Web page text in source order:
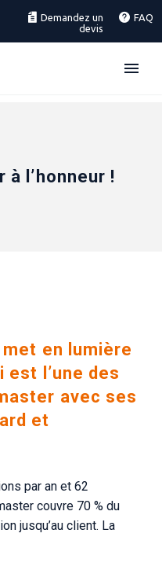
Demandez un
devis
FAQ
à l’honneur !
met en lumière
est l’une des
avec ses
et
par an et 62
couvre 70 % du
jusqu’au client. La